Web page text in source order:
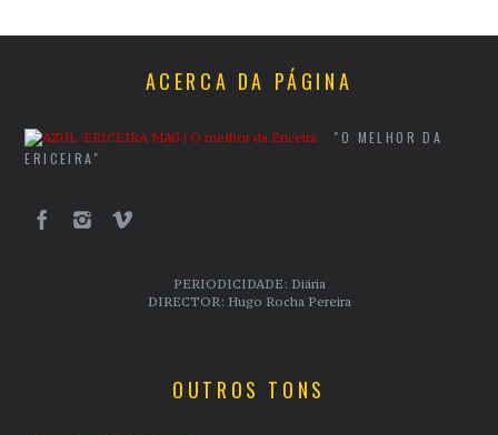
ACERCA DA PÁGINA
"O MELHOR DA
ERICEIRA"
PERIODICIDADE: Diária
DIRECTOR: Hugo Rocha Pereira
OUTROS TONS